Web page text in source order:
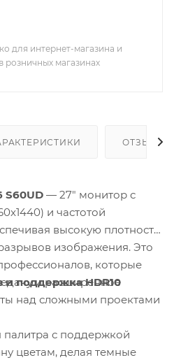
для интернет-магазина и
розничных магазинах
ОТЗЫВЫ
S60UD — 27" монитор с
и частотой
высокую плотность
изображения. Это
которые
и расширенное
над сложными проектами
и поддержка HDR10
с поддержкой
цветам, делая темные